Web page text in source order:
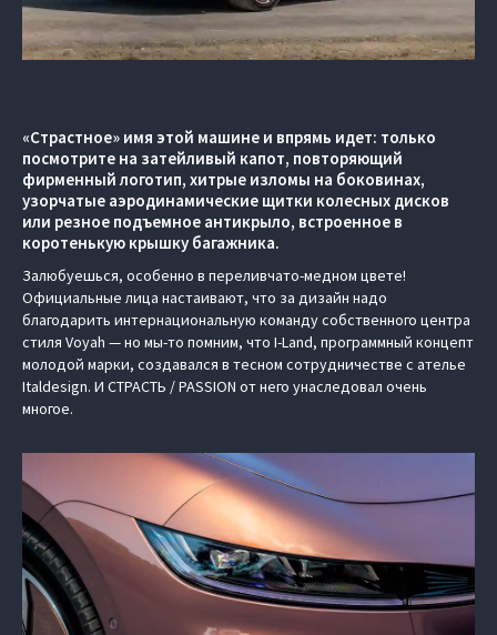
«Страстное» имя этой машине и впрямь идет: только
посмотрите на затейливый капот, повторяющий
фирменный логотип, хитрые изломы на боковинах,
узорчатые аэродинамические щитки колесных дисков
или резное подъемное антикрыло, встроенное в
коротенькую крышку багажника.
Залюбуешься, особенно в переливчато-медном цвете!
Официальные лица настаивают, что за дизайн надо
благодарить интернациональную команду собственного центра
стиля Voyah — но мы-то помним, что I-Land, программный концепт
молодой марки, создавался в тесном сотрудничестве с ателье
Italdesign. И СТРАСТЬ / PASSION от него унаследовал очень
многое.